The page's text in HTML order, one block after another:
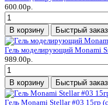
600.00р.
В корзину Быстрый заказ
Гель моделирующий Monami
989.00р.
В корзину Быстрый заказ
Гель Monami Stellar #03 15гр